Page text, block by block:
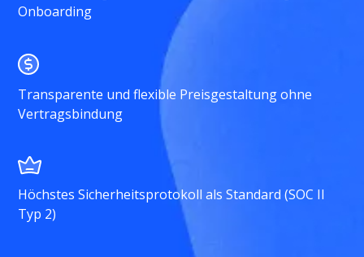
Onboarding
Transparente und flexible Preisgestaltung ohne
Vertragsbindung
Höchstes Sicherheitsprotokoll als Standard (SOC II
Typ 2)